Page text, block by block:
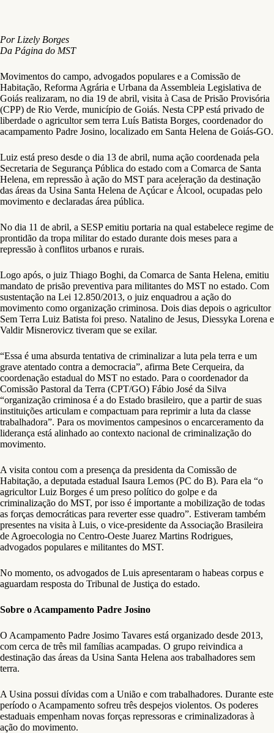
Por Lizely Borges
Da Página do MST
Movimentos do campo, advogados populares e a Comissão de
Habitação, Reforma Agrária e Urbana da Assembleia Legislativa de
Goiás realizaram, no dia 19 de abril, visita à Casa de Prisão Provisória
(CPP) de Rio Verde, município de Goiás. Nesta CPP está privado de
liberdade o agricultor sem terra Luís Batista Borges, coordenador do
acampamento Padre Josino, localizado em Santa Helena de Goiás-GO.
Luiz está preso desde o dia 13 de abril, numa ação coordenada pela
Secretaria de Segurança Pública do estado com a Comarca de Santa
Helena, em repressão à ação do MST para aceleração da destinação
das áreas da Usina Santa Helena de Açúcar e Álcool, ocupadas pelo
movimento e declaradas área pública.
No dia 11 de abril, a SESP emitiu portaria na qual estabelece regime de
prontidão da tropa militar do estado durante dois meses para a
repressão à conflitos urbanos e rurais.
Logo após, o juiz Thiago Boghi, da Comarca de Santa Helena, emitiu
mandato de prisão preventiva para militantes do MST no estado. Com
sustentação na Lei 12.850/2013, o juiz enquadrou a ação do
movimento como organização criminosa. Dois dias depois o agricultor
Sem Terra Luiz Batista foi preso. Natalino de Jesus, Diessyka Lorena e
Valdir Misnerovicz tiveram que se exilar.
“Essa é uma absurda tentativa de criminalizar a luta pela terra e um
grave atentado contra a democracia”, afirma Bete Cerqueira, da
coordenação estadual do MST no estado. Para o coordenador da
Comissão Pastoral da Terra (CPT/GO) Fábio José da Silva
“organização criminosa é a do Estado brasileiro, que a partir de suas
instituições articulam e compactuam para reprimir a luta da classe
trabalhadora”. Para os movimentos campesinos o encarceramento da
liderança está alinhado ao contexto nacional de criminalização do
movimento.
A visita contou com a presença da presidenta da Comissão de
Habitação, a deputada estadual Isaura Lemos (PC do B). Para ela “o
agricultor Luiz Borges é um preso político do golpe e da
criminalização do MST, por isso é importante a mobilização de todas
as forças democráticas para reverter esse quadro”. Estiveram também
presentes na visita à Luis, o vice-presidente da Associação Brasileira
de Agroecologia no Centro-Oeste Juarez Martins Rodrigues,
advogados populares e militantes do MST.
No momento, os advogados de Luis apresentaram o habeas corpus e
aguardam resposta do Tribunal de Justiça do estado.
Sobre o Acampamento Padre Josino
O Acampamento Padre Josimo Tavares está organizado desde 2013,
com cerca de três mil famílias acampadas. O grupo reivindica a
destinação das áreas da Usina Santa Helena aos trabalhadores sem
terra.
A Usina possui dívidas com a União e com trabalhadores. Durante este
período o Acampamento sofreu três despejos violentos. Os poderes
estaduais empenham novas forças repressoras e criminalizadoras à
ação do movimento.